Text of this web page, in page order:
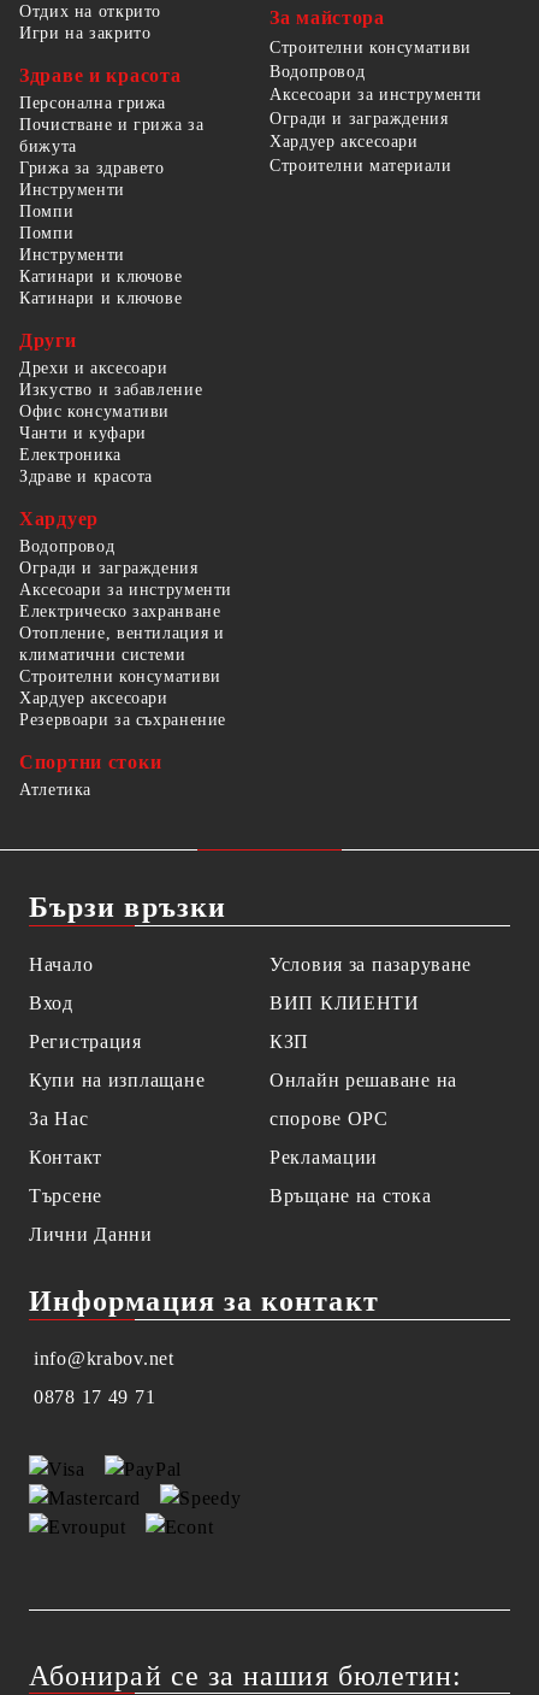
Отдих на открито
Игри на закрито
Здраве и красота
Персонална грижа
Почистване и грижа за
бижута
Грижа за здравето
За майстора
Строителни консумативи
Водопровод
Аксесоари за инструменти
Огради и заграждения
Хардуер аксесоари
Строителни материали
Инструменти
Помпи
Помпи
Инструменти
Катинари и ключове
Катинари и ключове
Други
Дрехи и аксесоари
Изкуство и забавление
Офис консумативи
Чанти и куфари
Електроника
Здраве и красота
Хардуер
Водопровод
Огради и заграждения
Аксесоари за инструменти
Електрическо захранване
Отопление, вентилация и
климатични системи
Строителни консумативи
Хардуер аксесоари
Резервоари за съхранение
Спортни стоки
Атлетика
Бързи връзки
Начало
Вход
Регистрация
Купи на изплащане
За Нас
Контакт
Търсене
Лични Данни
Условия за пазаруване
ВИП КЛИЕНТИ
КЗП
Онлайн решаване на
спорове OPC
Рекламации
Връщане на стока
Информация за контакт
info@krabov.net
0878 17 49 71
Абонирай се за нашия бюлетин: